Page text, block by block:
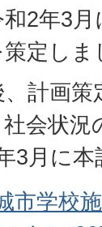
2年3
定しま
、計画
会状況
3月に
市学校